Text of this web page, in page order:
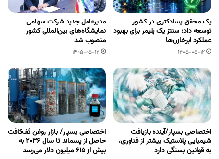
یک محقق پسادکتری در کشور
توسعه داد: سنتز یک پلیمر برای بهبود
عملکرد ابرخازن‌ها
1405-05-12
مدیرعامل جدید شرکت سهامی
نمایشگاه‌های بین‌المللی کشور
منصوب شد
1405-05-12
اختصاصی بسپار/آینده بازیافت
شیمیایی پلاستیک بیشتر از فناوری،
به قوانین بستگی دارد
اختصاصی بسپار/ بازار روغن تَف‌کافت
حاصل از پسماند تا سال ۲۰۳۶ به
بیش از ۶۱۵ میلیون دلار می‌رسد